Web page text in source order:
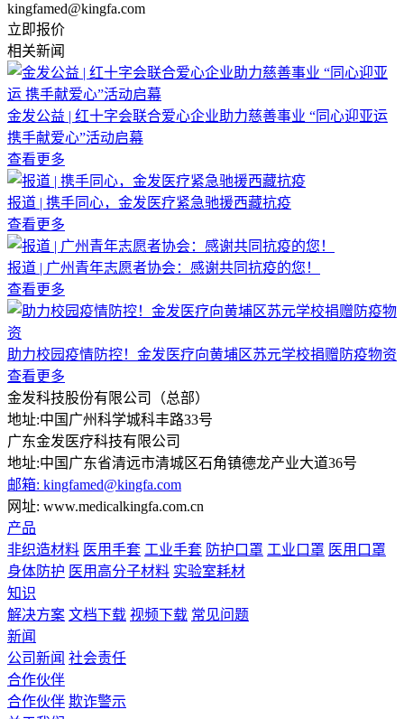
kingfamed@kingfa.com
立即报价
相关新闻
金发公益 | 红十字会联合爱心企业助力慈善事业 “同心迎亚运
携手献爱心”活动启幕
查看更多
报道 | 携手同心，金发医疗紧急驰援西藏抗疫
查看更多
报道 | 广州青年志愿者协会：感谢共同抗疫的您！
查看更多
助力校园疫情防控！金发医疗向黄埔区苏元学校捐赠防疫物资
查看更多
金发科技股份有限公司（总部）
地址:中国广州科学城科丰路33号
广东金发医疗科技有限公司
地址:中国广东省清远市清城区石角镇德龙产业大道36号
邮箱: kingfamed@kingfa.com
网址: www.medicalkingfa.com.cn
产品
非织造材料 医用手套 工业手套 防护口罩 工业口罩 医用口罩
身体防护 医用高分子材料 实验室耗材
知识
解决方案 文档下载 视频下载 常见问题
新闻
公司新闻 社会责任
合作伙伴
合作伙伴 欺诈警示